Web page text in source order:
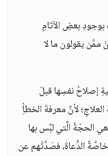
بعضِ الآثامِ
يقولون ما لا
إصلاحُ نفسِها قبلَ
لأنَّ معرفةَ الخطأِ
الحجّةُ الَّتي لبَّس بها
الدُّعاةَ، فصَدَّتْهم عن